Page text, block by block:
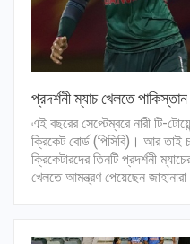
প্রদর্শনী ম্যাচ খেলতে পাকিস্তান
এই বছরের সেপ্টেম্বরে নারী টি-
ক্রিকেট বোর্ড (পিসিবি)। আর তাই
ক্রিকেটারদের তিনটি প্রদর্শনী
খেলতে আমন্ত্রণ পেয়েছেন